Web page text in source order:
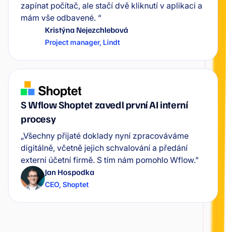
zapínat počítač, ale stačí dvě kliknutí v aplikaci a
mám vše odbavené. “
Kristýna Nejezchlebová
Project manager, Lindt
S Wflow Shoptet zavedl první AI interní
procesy
„Všechny přijaté doklady nyní zpracováváme
digitálně, včetně jejich schvalování a předání
externí účetní firmě. S tím nám pomohlo Wflow."
Jan Hospodka
CEO, Shoptet